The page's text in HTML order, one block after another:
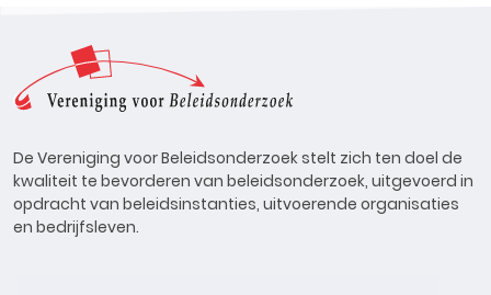
De Vereniging voor Beleidsonderzoek stelt zich ten doel de
kwaliteit te bevorderen van beleidsonderzoek, uitgevoerd in
opdracht van beleidsinstanties, uitvoerende organisaties
en bedrijfsleven.